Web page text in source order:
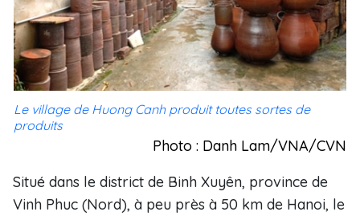
Le village de Huong Canh produit toutes sortes de
produits
Photo : Danh Lam/VNA/CVN
Situé dans le district de Binh Xuyên, province de
Vinh Phuc (Nord), à peu près à 50 km de Hanoi, le